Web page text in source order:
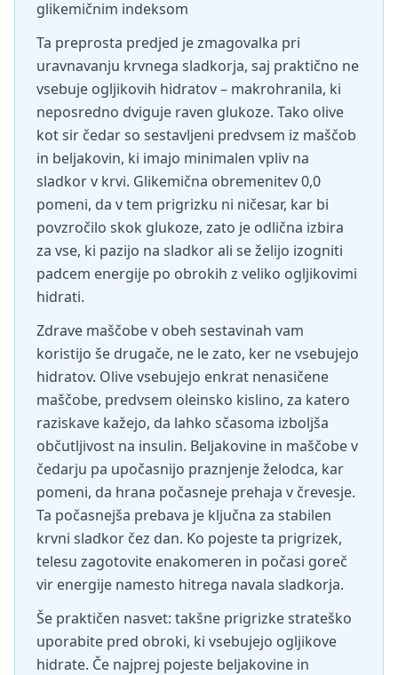
glikemičnim indeksom
Ta preprosta predjed je zmagovalka pri
uravnavanju krvnega sladkorja, saj praktično ne
vsebuje ogljikovih hidratov – makrohranila, ki
neposredno dviguje raven glukoze. Tako olive
kot sir čedar so sestavljeni predvsem iz maščob
in beljakovin, ki imajo minimalen vpliv na
sladkor v krvi. Glikemična obremenitev 0,0
pomeni, da v tem prigrizku ni ničesar, kar bi
povzročilo skok glukoze, zato je odlična izbira
za vse, ki pazijo na sladkor ali se želijo izogniti
padcem energije po obrokih z veliko ogljikovimi
hidrati.
Zdrave maščobe v obeh sestavinah vam
koristijo še drugače, ne le zato, ker ne vsebujejo
hidratov. Olive vsebujejo enkrat nenasičene
maščobe, predvsem oleinsko kislino, za katero
raziskave kažejo, da lahko sčasoma izboljša
občutljivost na insulin. Beljakovine in maščobe v
čedarju pa upočasnijo praznjenje želodca, kar
pomeni, da hrana počasneje prehaja v črevesje.
Ta počasnejša prebava je ključna za stabilen
krvni sladkor čez dan. Ko pojeste ta prigrizek,
telesu zagotovite enakomeren in počasi goreč
vir energije namesto hitrega navala sladkorja.
Še praktičen nasvet: takšne prigrizke strateško
uporabite pred obroki, ki vsebujejo ogljikove
hidrate. Če najprej pojeste beljakovine in